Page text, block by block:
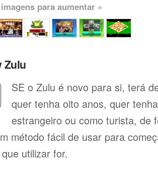
para aumentar »
Zulu
SE o Zulu é novo para si, terá
quer tenha oito anos, quer
estrangeiro ou como turista, de
método fácil de usar para
utilizar for.